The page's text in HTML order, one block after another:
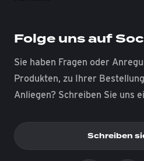
Folge uns auf
Sie haben Fragen oder
Produkten, zu Ihrer
Anliegen? Schreiben Sie uns
Schreiben